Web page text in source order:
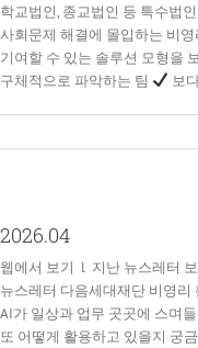
학교법인, 종교법인 등 특수법
사회문제 해결에 몰입하는 비
기여할 수 있는 솔루션 모형을
구체적으로 파악하는 팀
보
2026.04
웹에서 보기 l 지난 뉴스레터
뉴스레터 다음세대재단 비영리
AI가 일상과 업무 곳곳에 스며
또 어떻게 활용하고 있을지 궁